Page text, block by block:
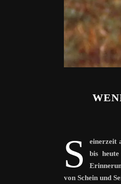
S
einerzeit
bis
von Schein und